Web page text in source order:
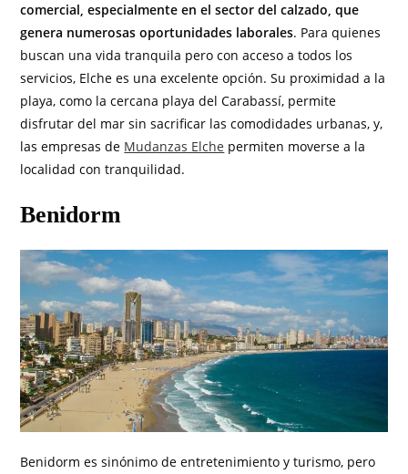
comercial, especialmente en el sector del calzado, que
genera numerosas oportunidades laborales. Para quienes
buscan una vida tranquila pero con acceso a todos los
servicios, Elche es una excelente opción. Su proximidad a la
playa, como la cercana playa del Carabassí, permite
disfrutar del mar sin sacrificar las comodidades urbanas, y,
las empresas de Mudanzas Elche permiten moverse a la
localidad con tranquilidad.
Benidorm
Benidorm es sinónimo de entretenimiento y turismo, pero